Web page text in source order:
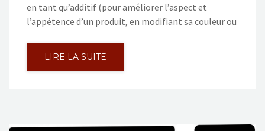
en tant qu’additif (pour améliorer l’aspect et
l’appétence d’un produit, en modifiant sa couleur ou
LIRE LA SUITE